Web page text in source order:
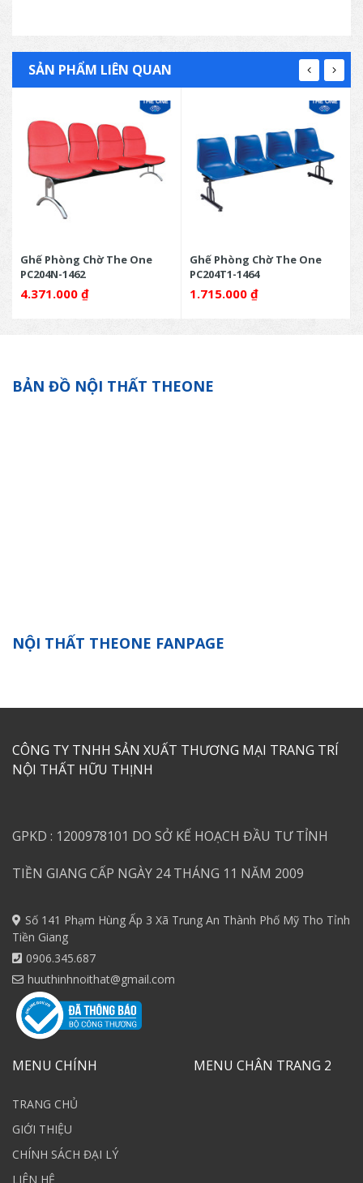
SẢN PHẨM LIÊN QUAN
Ghế Phòng Chờ The One
PC204N-1462
4.371.000 ₫
Ghế Phòng Chờ The One
PC204T1-1464
1.715.000 ₫
BẢN ĐỒ NỘI THẤT THEONE
NỘI THẤT THEONE FANPAGE
CÔNG TY TNHH SẢN XUẤT THƯƠNG MẠI TRANG TRÍ
NỘI THẤT HỮU THỊNH
GPKD : 1200978101 DO SỞ KẾ HOẠCH ĐẦU TƯ TỈNH
TIỀN GIANG CẤP NGÀY 24 THÁNG 11 NĂM 2009
Số 141 Phạm Hùng Ấp 3 Xã Trung An Thành Phố Mỹ Tho Tỉnh
Tiền Giang
0906.345.687
huuthinhnoithat@gmail.com
MENU CHÍNH
TRANG CHỦ
GIỚI THIỆU
CHÍNH SÁCH ĐẠI LÝ
LIÊN HỆ
MENU CHÂN TRANG 2